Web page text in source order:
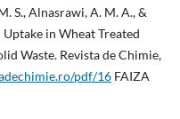
S., Alnasrawi, A. M. A., &
in Wheat Treated
Waste. Revista de Chimie,
pdf/16FAIZA